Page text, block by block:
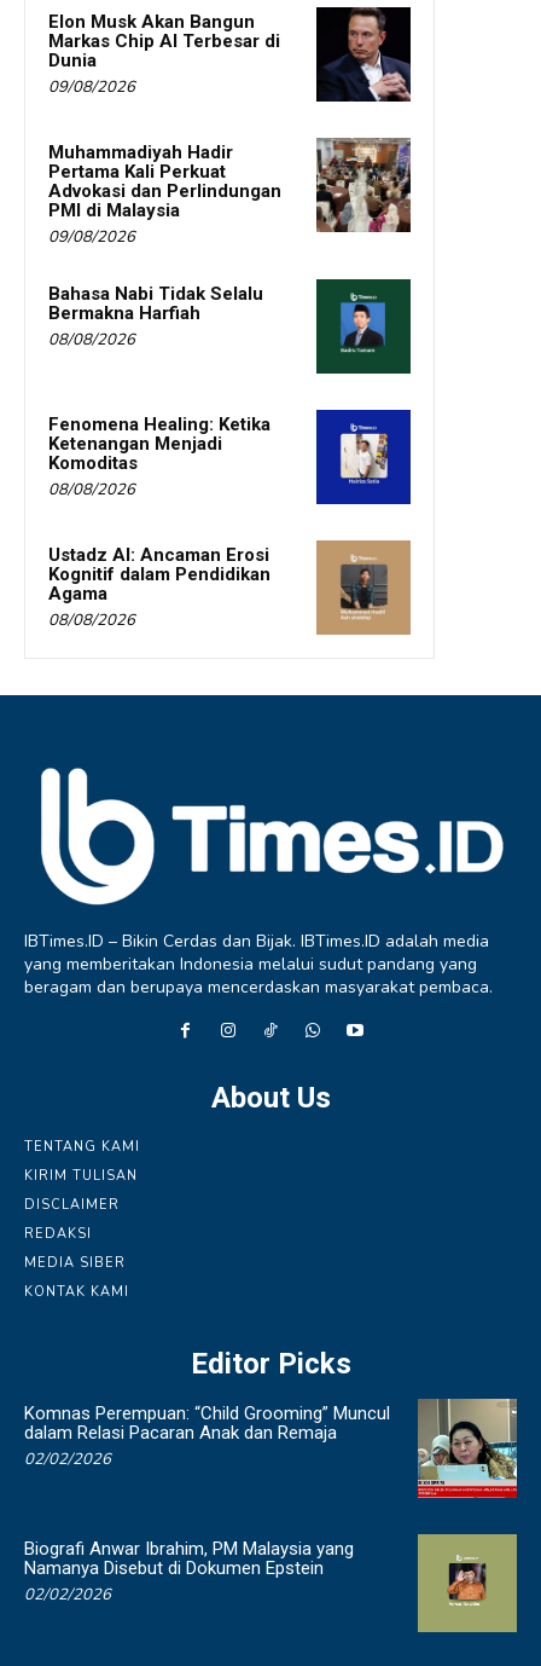
Elon Musk Akan Bangun
Markas Chip AI Terbesar di
Dunia
09/08/2026
Muhammadiyah Hadir
Pertama Kali Perkuat
Advokasi dan Perlindungan
PMI di Malaysia
09/08/2026
Bahasa Nabi Tidak Selalu
Bermakna Harfiah
08/08/2026
Fenomena Healing: Ketika
Ketenangan Menjadi
Komoditas
08/08/2026
Ustadz AI: Ancaman Erosi
Kognitif dalam Pendidikan
Agama
08/08/2026
IBTimes.ID – Bikin Cerdas dan Bijak. IBTimes.ID adalah media
yang memberitakan Indonesia melalui sudut pandang yang
beragam dan berupaya mencerdaskan masyarakat pembaca.
About Us
TENTANG KAMI
KIRIM TULISAN
DISCLAIMER
REDAKSI
MEDIA SIBER
KONTAK KAMI
Editor Picks
Komnas Perempuan: “Child Grooming” Muncul
dalam Relasi Pacaran Anak dan Remaja
02/02/2026
Biografi Anwar Ibrahim, PM Malaysia yang
Namanya Disebut di Dokumen Epstein
02/02/2026